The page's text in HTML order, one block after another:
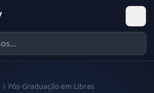
— Página Inicial
Pós-Graduação em Libras